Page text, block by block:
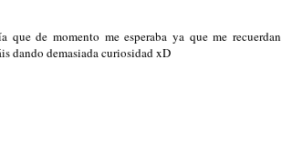
que de momento me esperaba ya que me recuerdan
dando demasiada curiosidad xD